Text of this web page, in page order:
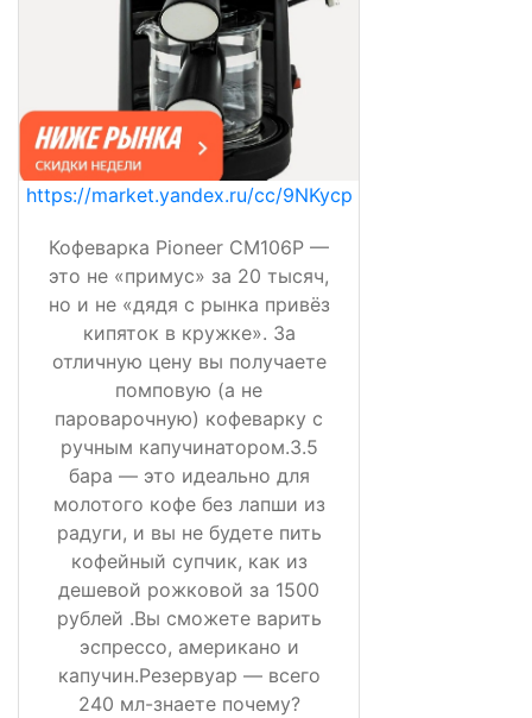
https://market.yandex.ru/cc/9NKycp
Кофеварка Pioneer CM106P —
это не «примус» за 20 тысяч,
но и не «дядя с рынка привёз
кипяток в кружке». За
отличную цену вы получаете
помповую (а не
пароварочную) кофеварку с
ручным капучинатором.3.5
бара — это идеально для
молотого кофе без лапши из
радуги, и вы не будете пить
кофейный супчик, как из
дешевой рожковой за 1500
рублей .Вы сможете варить
эспрессо, американо и
капучин.Резервуар — всего
240 мл-знаете почему?